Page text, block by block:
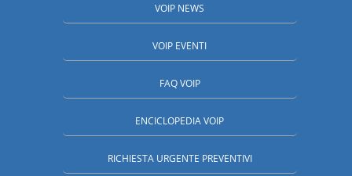
VOIP NEWS
VOIP EVENTI
FAQ VOIP
ENCICLOPEDIA VOIP
RICHIESTA URGENTE PREVENTIVI